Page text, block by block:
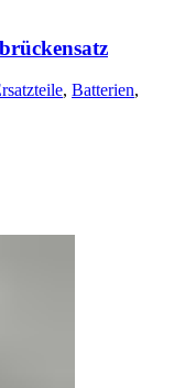
, Batterien,